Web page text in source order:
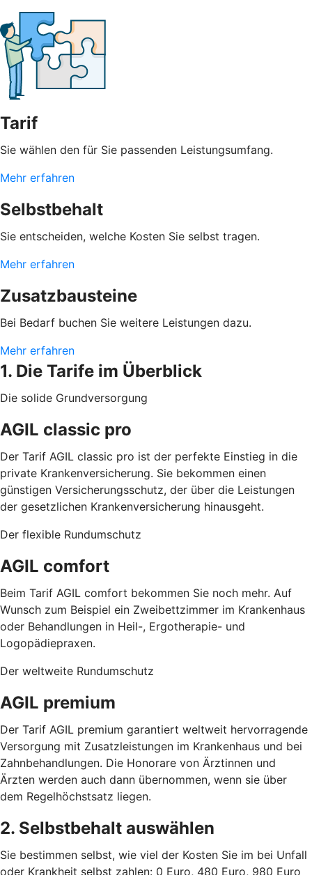
Tarif
Sie wählen den für Sie passenden Leistungsumfang.
Mehr erfahren
Selbstbehalt
Sie entscheiden, welche Kosten Sie selbst tragen.
Mehr erfahren
Zusatzbausteine
Bei Bedarf buchen Sie weitere Leistungen dazu.
Mehr erfahren
1. Die Tarife im Überblick
Die solide Grundversorgung
AGIL classic pro
Der Tarif AGIL classic pro ist der perfekte Einstieg in die
private Krankenversicherung. Sie bekommen einen
günstigen Versicherungsschutz, der über die Leistungen
der gesetzlichen Krankenversicherung hinausgeht.
Der flexible Rundumschutz
AGIL comfort
Beim Tarif AGIL comfort bekommen Sie noch mehr. Auf
Wunsch zum Beispiel ein Zweibettzimmer im Krankenhaus
oder Behandlungen in Heil-, Ergotherapie- und
Logopädiepraxen.
Der weltweite Rundumschutz
AGIL premium
Der Tarif AGIL premium garantiert weltweit hervorragende
Versorgung mit Zusatzleistungen im Krankenhaus und bei
Zahnbehandlungen. Die Honorare von Ärztinnen und
Ärzten werden auch dann übernommen, wenn sie über
dem Regelhöchstsatz liegen.
2. Selbstbehalt auswählen
Sie bestimmen selbst, wie viel der Kosten Sie im bei Unfall
oder Krankheit selbst zahlen: 0 Euro, 480 Euro, 980 Euro